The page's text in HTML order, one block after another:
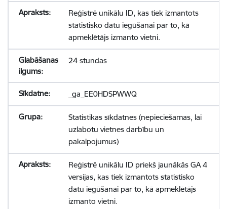
Reģistrē unikālu ID, kas tiek izmantots
statistisko datu iegūšanai par to, kā
apmeklētājs izmanto vietni.
24 stundas
_ga_EE0HDSPWWQ
Statistikas sīkdatnes (nepieciešamas, lai
uzlabotu vietnes darbību un
pakalpojumus)
Reģistrē unikālu ID priekš jaunākās GA 4
versijas, kas tiek izmantots statistisko
datu iegūšanai par to, kā apmeklētājs
izmanto vietni.